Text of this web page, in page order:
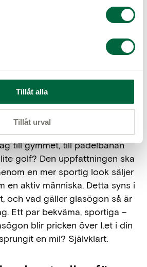
Tillåt alla
Tillåt urval
Glöm den svala trenden
Idag ska det vara färgglatt
både till dig och andra.
också med en enorm vinst i
till gymmet, till padelbanan
golf? Den uppfattningen ska
en mer sportig look säljer
en aktiv människa. Detta syns i
och vad gäller glasögon så är
Ett par bekväma, sportiga –
blir pricken över I.et i din
en mil? Självklart.